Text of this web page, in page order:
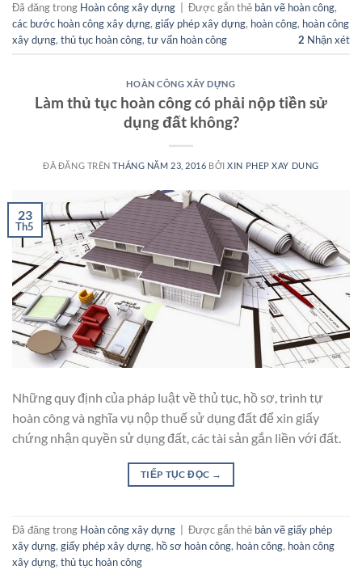
Đã đăng trong Hoàn công xây dựng Được gắn thẻ bản vẽ hoàn công,
các bước hoàn công xây dựng, giấy phép xây dựng, hoàn công, hoàn công
xây dựng, thủ tục hoàn công, tư vấn hoàn công 2 Nhận xét
HOÀN CÔNG XÂY DỰNG
Làm thủ tục hoàn công có phải nộp tiền sử
dụng đất không?
ĐÃ ĐĂNG TRÊNTHÁNG NĂM 23, 2016 BỞIXIN PHEP XAY DUNG
23
Th5
Những quy định của pháp luật về thủ tục, hồ sơ, trình tự
hoàn công và nghĩa vụ nộp thuế sử dụng đất để xin giấy
chứng nhận quyền sử dụng đất, các tài sản gắn liền với đất.
TIẾP TỤC ĐỌC →
Đã đăng trong Hoàn công xây dựng Được gắn thẻ bản vẽ giấy phép
xây dựng, giấy phép xây dựng, hồ sơ hoàn công, hoàn công, hoàn công
xây dựng, thủ tục hoàn công